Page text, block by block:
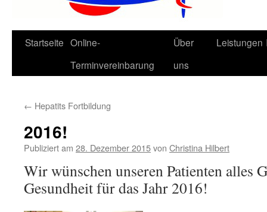
Zum
Startseite Online-
Terminvereinbarung
Über
uns
Leistungen
← Hepatits Fortbildung
2016!
Publiziert am 28. Dezember 2015von Christina Hilbert
Wir wünschen unseren Patienten alles
Gesundheit für das Jahr 2016!